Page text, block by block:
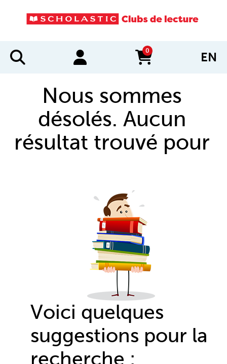
0
items in cart EN
Nous sommes
désolés. Aucun
résultat trouvé pour
Voici quelques
suggestions pour la
recherche :